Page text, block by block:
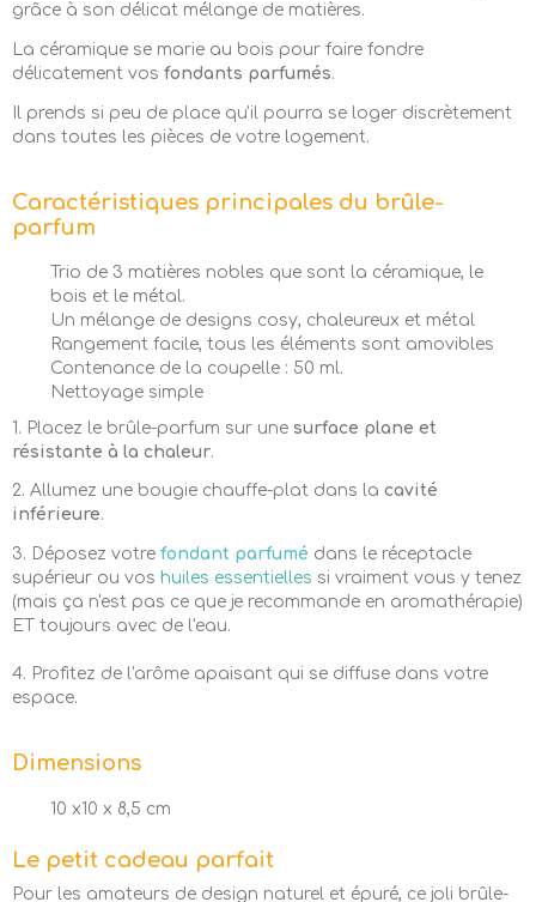
grâce à son délicat mélange de matières.
La céramique se marie au bois pour faire fondre
délicatement vos fondants parfumés.
Il prends si peu de place qu'il pourra se loger discrètement
dans toutes les pièces de votre logement.
Caractéristiques principales du brûle-
parfum
Trio de 3 matières nobles que sont la céramique, le
bois et le métal.
Un mélange de designs cosy, chaleureux et métal
Rangement facile, tous les éléments sont amovibles
Contenance de la coupelle : 50 ml.
Nettoyage simple
1. Placez le brûle-parfum sur une surface plane et
résistante à la chaleur.
2. Allumez une bougie chauffe-plat dans la cavité
inférieure.
3. Déposez votre fondant parfumé dans le réceptacle
supérieur ou vos huiles essentielles si vraiment vous y tenez
(mais ça n'est pas ce que je recommande en aromathérapie)
ET toujours avec de l'eau.
4. Profitez de l'arôme apaisant qui se diffuse dans votre
espace.
Dimensions
10 x10 x 8,5 cm
Le petit cadeau parfait
Pour les amateurs de design naturel et épuré, ce joli brûle-